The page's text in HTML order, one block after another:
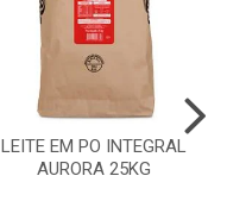
LEITE EM PO INTEGRAL
AURORA 25KG